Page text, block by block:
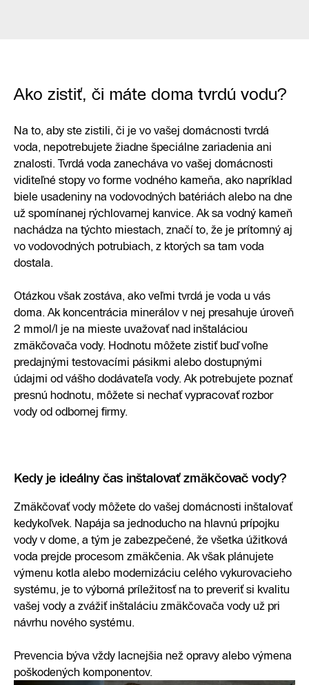
Ako zistiť, či máte doma tvrdú vodu?
Na to, aby ste zistili, či je vo vašej domácnosti tvrdá
voda, nepotrebujete žiadne špeciálne zariadenia ani
znalosti. Tvrdá voda zanecháva vo vašej domácnosti
viditeľné stopy vo forme vodného kameňa, ako napríklad
biele usadeniny na vodovodných batériách alebo na dne
už spomínanej rýchlovarnej kanvice. Ak sa vodný kameň
nachádza na týchto miestach, značí to, že je prítomný aj
vo vodovodných potrubiach, z ktorých sa tam voda
dostala.
Otázkou však zostáva, ako veľmi tvrdá je voda u vás
doma. Ak koncentrácia minerálov v nej presahuje úroveň
2 mmol/l je na mieste uvažovať nad inštaláciou
zmäkčovača vody. Hodnotu môžete zistiť buď voľne
predajnými testovacími pásikmi alebo dostupnými
údajmi od vášho dodávateľa vody. Ak potrebujete poznať
presnú hodnotu, môžete si nechať vypracovať rozbor
vody od odbornej firmy.
Kedy je ideálny čas inštalovať zmäkčovač vody?
Zmäkčovať vody môžete do vašej domácnosti inštalovať
kedykoľvek. Napája sa jednoducho na hlavnú prípojku
vody v dome, a tým je zabezpečené, že všetka úžitková
voda prejde procesom zmäkčenia. Ak však plánujete
výmenu kotla alebo modernizáciu celého vykurovacieho
systému, je to výborná príležitosť na to preveriť si kvalitu
vašej vody a zvážiť inštaláciu zmäkčovača vody už pri
návrhu nového systému.
Prevencia býva vždy lacnejšia než opravy alebo výmena
poškodených komponentov.